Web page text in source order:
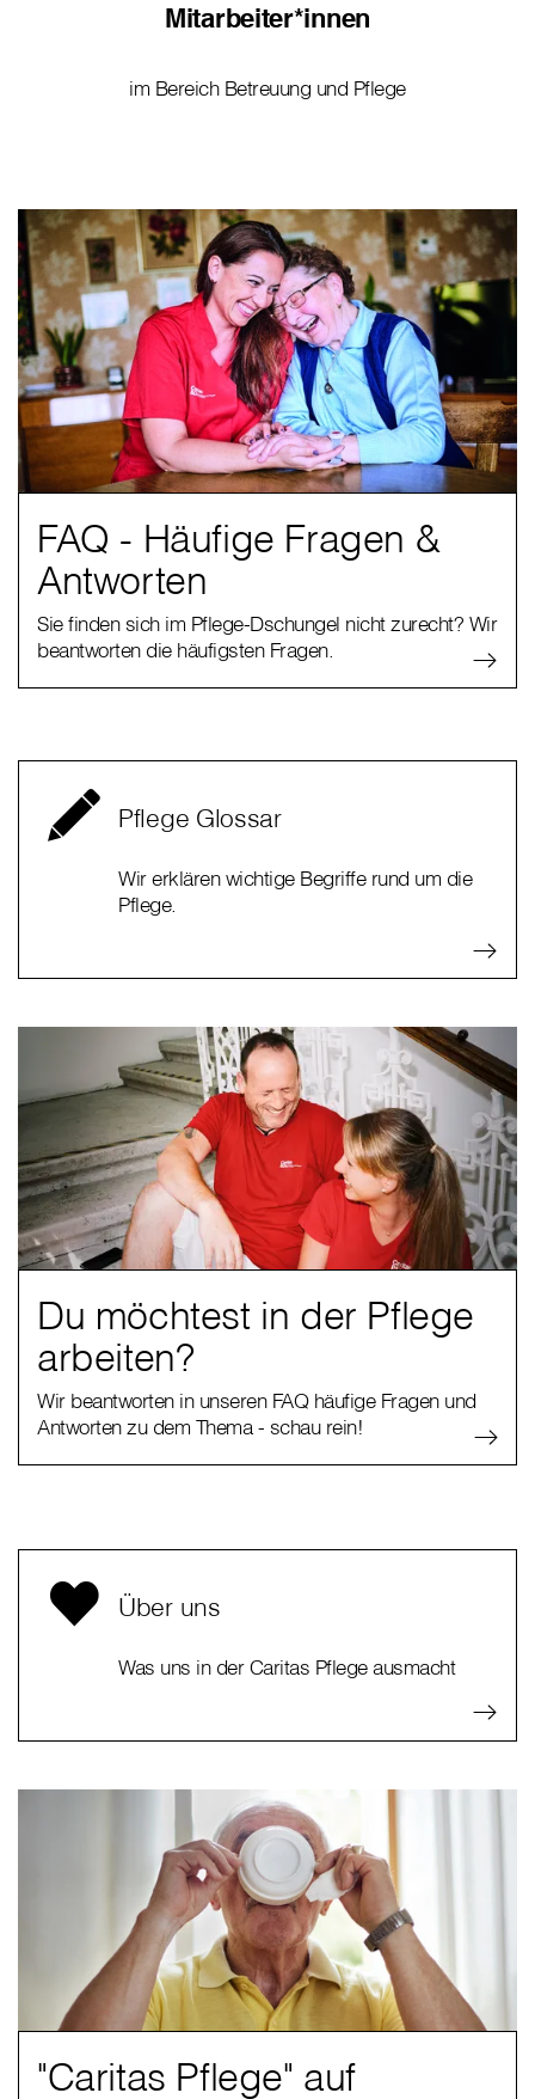
Mitarbeiter*innen
im Bereich Betreuung und Pflege
FAQ - Häufige Fragen &
Antworten
Sie finden sich im Pflege-Dschungel nicht zurecht? Wir
beantworten die häufigsten Fragen.
Pflege Glossar
Wir erklären wichtige Begriffe rund um die
Pflege.
Du möchtest in der Pflege
arbeiten?
Wir beantworten in unseren FAQ häufige Fragen und
Antworten zu dem Thema - schau rein!
Über uns
Was uns in der Caritas Pflege ausmacht
"Caritas Pflege" auf